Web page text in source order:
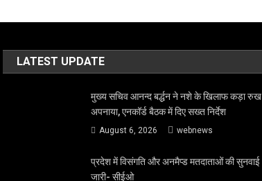
LATEST UPDATE
मुख्य सचिव आनन्द बर्द्धन ने नशे के खिलाफ कड़ा रुख
अपनाया, एनकॉर्ड बैठक में दिए सख्त निर्देश
August 6, 2026 webnews
प्रदेश में विसंगति और अनमैप्ड मतदाताओं की सुनवाई
जारी- सीईओ